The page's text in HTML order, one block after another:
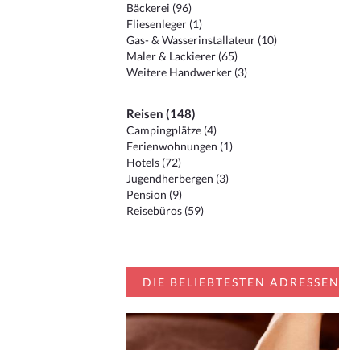
Bäckerei (96)
Fliesenleger (1)
Gas- & Wasserinstallateur (10)
Maler & Lackierer (65)
Weitere Handwerker (3)
Reisen (148)
Campingplätze (4)
Ferienwohnungen (1)
Hotels (72)
Jugendherbergen (3)
Pension (9)
Reisebüros (59)
DIE BELIEBTESTEN ADRESSEN